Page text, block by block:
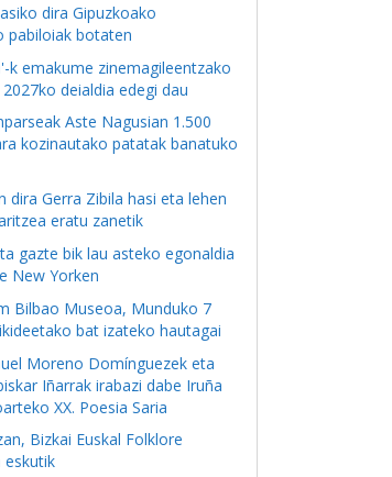
dira Gipuzkoako
pabiloiak botaten
k emakume zinemagileentzako
deialdia edegi dau
Aste Nagusian 1.500
kozinautako patatak banatuko
dira Gerra Zibila hasi eta lehen
eratu zanetik
gazte bik lau asteko egonaldia
New Yorken
Bilbao Museoa, Munduko 7
bat izateko hautagai
Moreno Domínguezek eta
Iñarrak irabazi dabe Iruña
XX. Poesia Saria
Bizkai Euskal Folklore
eskutik